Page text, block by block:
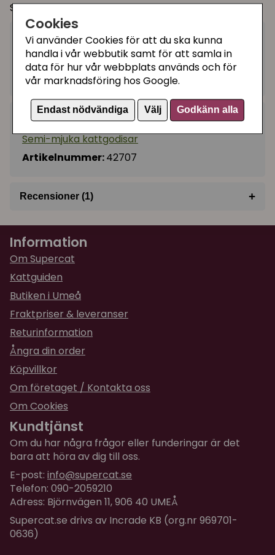
Cookies
Vi använder Cookies för att du ska kunna
handla i vår webbutik samt för att samla in
data för hur vår webbplats används och för
vår marknadsföring hos Google.
Endast nödvändiga Välj Godkänn alla
Storlek: 20 g
15 kr − + Köp
I lager, leveranstid 1-3 vardagar
Kategorier:
Semi-mjuka kattgodisar
Artikelnummer:42707
Recensioner (1) +
Izabell
för 2 år sedan
★★★★★
Information
Om Supercat
Kattguiden
Butiken i Umeå
Fraktpriser & leveranser
Returinformation
Ångra din order
Köpvillkor
Om företaget / Kontakta oss
Om Cookies
Kundtjänst
Om du har några frågor eller funderingar är det
bara att höra av dig till oss.
E-post: info@supercat.se
Telefon: 090-2059210
Adress: Björnvägen 11, 906 40 UMEÅ
Supercat.se drivs av Incrade KB (org.nr 969701-
0636)